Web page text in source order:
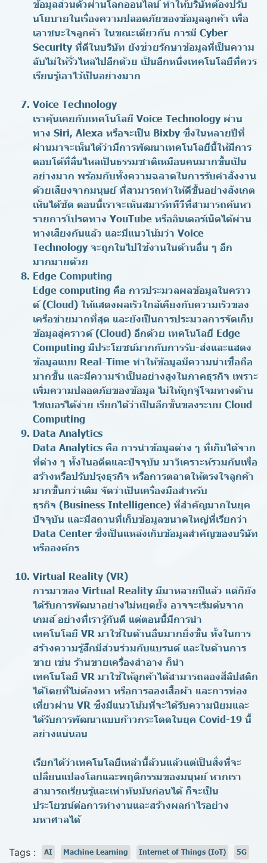
ข้อมูลส่วนตัวผ่านโลกออนไลน์ ทำให้บริษัทต้องปรับ
นโยบายในเรื่องความปลอดภัยของข้อมูลลูกค้า เพื่อ
เอาชนะใจลูกค้า ในขณะเดียวกัน การมี Cyber
Security ที่ดีในบริษัท ยังช่วยรักษาข้อมูลที่เป็นความ
ลับไม่ให้รั่วไหลไปอีกด้วย เป็นอีกหนึ่งเทคโนโลยีที่ควร
เรียนรู้เอาไว้เป็นอย่างมาก
Voice Technology
เราคุ้นเคยกับเทคโนโลยี Voice Technology ผ่าน
ทาง Siri, Alexa หรือจะเป็น Bixby ซึ่งในหลายปีที่
ผ่านมาจะเห็นได้ว่ามีการพัฒนาเทคโนโลยีนี้ให้มีการ
ตอบโต้ที่ลื่นไหลเป็นธรรมชาติเหมือนคนมากขึ้นเป็น
อย่างมาก พร้อมกับทั้งความฉลาดในการรับคำสั่งงาน
ด้วยเสียงจากมนุษย์ ที่สามารถทำให้ดีขึ้นอย่างสังเกต
เห็นได้ชัด ตอนนี้เราจะเห็นสมาร์ททีวีที่สามารถค้นหา
รายการโปรดทาง YouTube หรืออินเตอร์เน็ตได้ผ่าน
ทางเสียงกันแล้ว และมีแนวโน้มว่า Voice
Technology จะถูกในไปใช้งานในด้านอื่น ๆ อีก
มากมายด้วย
Edge Computing
Edge computing คือ การประมวลผลข้อมูลในคราว
ด์ (Cloud) ให้แสดงผลเร็วใกล้เคียงกับความเร็วของ
เครือข่ายมากที่สุด และยังเป็นการประมวลการจัดเก็บ
ข้อมูลสู่คราวด์ (Cloud) อีกด้วย เทคโนโลยี Edge
Computing มีประโยชน์มากกับการรับ-ส่งและแสดง
ข้อมูลแบบ Real-Time ทำให้ข้อมูลมีความน่าเชื่อถือ
มากขึ้น และมีความจำเป็นอย่างสูงในภาคธุรกิจ เพราะ
เพิ่มความปลอดภัยของข้อมูล ไม่ให้ถูกจู่โจมทางด้าน
ไซเบอร์ได้ง่าย เรียกได้ว่าเป็นอีกขั้นของระบบ Cloud
Computing
Data Analytics
Data Analytics คือ การนำข้อมูลต่าง ๆ ที่เก็บได้จาก
ที่ต่าง ๆ ทั้งในอดีตและปัจจุบัน มาวิเคราะห์รวมกันเพื่อ
สร้างหรือปรับปรุงธุรกิจ หรือการตลาดให้ตรงใจลูกค้า
มากขึ้นกว่าเดิม จัดว่าเป็นเครื่องมือสำหรับ
ธุรกิจ (Business Intelligence) ที่สำคัญมากในยุค
ปัจจุบัน และมีสถานที่เก็บข้อมูลขนาดใหญ่ที่เรียกว่า
Data Center ซึ่งเป็นแหล่งเก็บข้อมูลสำคัญของบริษัท
หรือองค์กร
Virtual Reality (VR)
การมาของ Virtual Reality มีมาหลายปีแล้ว แต่ก็ยัง
ได้รับการพัฒนาอย่างไม่หยุดยั้ง อาจจะเริ่มต้นจาก
เกมส์ อย่างที่เรารู้กันดี แต่ตอนนี้มีการนำ
เทคโนโลยี VR มาใช้ในด้านอื่นมากยิ่งขึ้น ทั้งในการ
สร้างความรู้สึกมีส่วนร่วมกับแบรนด์ และในด้านการ
ขาย เช่น ร้านขายเครื่องสำอาง ก็นำ
เทคโนโลยี VR มาใช้ให้ลูกค้าได้สามารถลองสีลิปสติก
ได้โดยที่ไม่ต้องทา หรือการลองเสื้อผ้า และการท่อง
เที่ยวผ่าน VR ซึ่งมีแนวโน้มที่จะได้รับความนิยมและ
ได้รับการพัฒนาแบบก้าวกระโดดในยุค Covid-19 นี้
อย่างแน่นอน
เรียกได้ว่าเทคโนโลยีเหล่านี้ล้วนแล้วแต่เป็นสิ่งที่จะ
เปลี่ยนแปลงโลกและพฤติกรรมของมนุษย์ หากเรา
สามารถเรียนรู้และเท่าทันมันก่อนได้ ก็จะเป็น
ประโยชน์ต่อการทำงานและสร้างผลกำไรอย่าง
มหาศาลได้
Tags : AI Machine Learning Internet of Things (IoT)
5G